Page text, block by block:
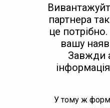
партнера
це
вашу
Завжди
У тому ж